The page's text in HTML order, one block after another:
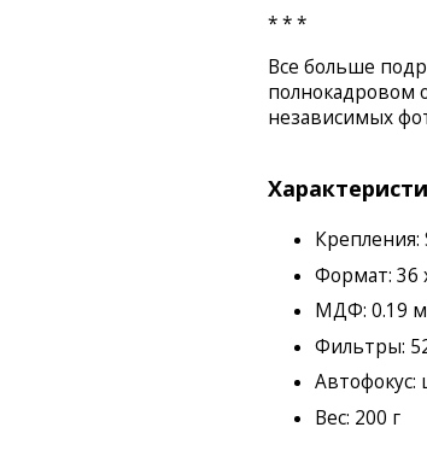
* * *
Все больше
полнокадровом
независимых
Крепления:
Формат: 36
МДФ: 0.19 м
Фильтры:
Вес: 200 г